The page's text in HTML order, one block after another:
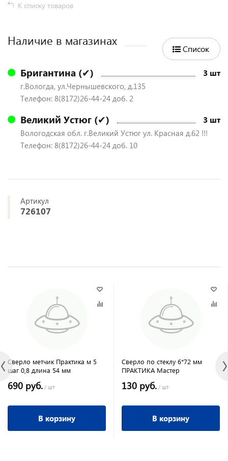
К списку товаров
Наличие в магазинах
Список
Бригантина (✔) 3 шт
г.Вологда, ул.Чернышевского, д.135
Телефон: 8(8172)26-44-24 доб. 2
Великий Устюг (✔) 3 шт
Вологодская обл. г.Великий Устюг ул. Красная д.62 !!!
Телефон: 8(8172)26-44-24 доб. 10
Артикул
726107
Сверло метчик Практика м 5
шаг 0,8 длина 54 мм
690 руб. / шт
В корзину
Сверло по стеклу 6*72 мм
ПРАКТИКА Мастер
130 руб. / шт
В корзину